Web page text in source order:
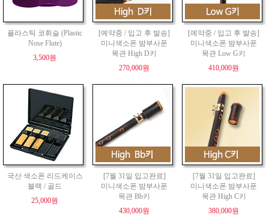
플라스틱 코휘슬 (Plastic
Nose Flute)
3,500원
[예약중 / 입고 후 발송]
미니색소폰 밤부사푼
목관 High D키
270,000원
[예약중 / 입고 후 발송]
미니색소폰 밤부사푼
목관 Low G키
410,000원
국산 색소폰 리드케이스
블랙 / 골드
25,000원
[7월 31일 입고완료]
미니색소폰 밤부사푼
목관 Bb키
430,000원
[7월 31일 입고완료]
미니색소폰 밤부사푼
목관 High C키
380,000원